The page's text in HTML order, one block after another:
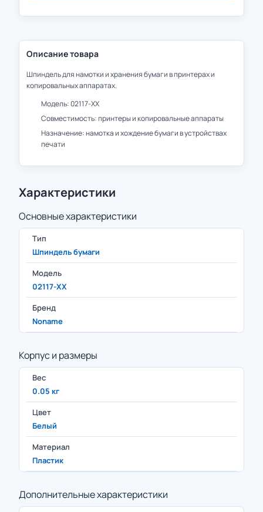
Описание товара
Шпиндель для намотки и хранения бумаги в принтерах и
копировальных аппаратах.
Модель: 02117-ХХ
Совместимость: принтеры и копировальные аппараты
Назначение: намотка и хождение бумаги в устройствах
печати
Характеристики
Основные характеристики
Тип
Шпиндель бумаги
Модель
02117-ХХ
Бренд
Noname
Корпус и размеры
Вес
0.05 кг
Цвет
Белый
Материал
Пластик
Дополнительные характеристики